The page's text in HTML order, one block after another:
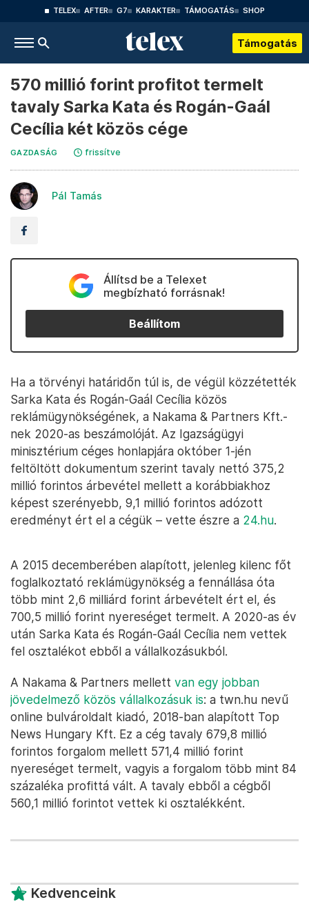
TELEX AFTER G7 KARAKTER TÁMOGATÁS SHOP
Támogatás
570 millió forint profitot termelt
tavaly Sarka Kata és Rogán-Gaál
Cecília két közös cége
GAZDASÁG frissítve
Pál Tamás
Állítsd be a Telexet
megbízható forrásnak!
Beállítom
Ha a törvényi határidőn túl is, de végül közzétették
Sarka Kata és Rogán-Gaál Cecília közös
reklámügynökségének, a Nakama & Partners Kft.-
nek 2020-as beszámolóját. Az Igazságügyi
minisztérium céges honlapjára október 1-jén
feltöltött dokumentum szerint tavaly nettó 375,2
millió forintos árbevétel mellett a korábbiakhoz
képest szerényebb, 9,1 millió forintos adózott
eredményt ért el a cégük – vette észre a 24.hu.
A 2015 decemberében alapított, jelenleg kilenc főt
foglalkoztató reklámügynökség a fennállása óta
több mint 2,6 milliárd forint árbevételt ért el, és
700,5 millió forint nyereséget termelt. A 2020-as év
után Sarka Kata és Rogán-Gaál Cecília nem vettek
fel osztalékot ebből a vállalkozásukból.
A Nakama & Partners mellett van egy jobban
jövedelmező közös vállalkozásuk is: a twn.hu nevű
online bulvároldalt kiadó, 2018-ban alapított Top
News Hungary Kft. Ez a cég tavaly 679,8 millió
forintos forgalom mellett 571,4 millió forint
nyereséget termelt, vagyis a forgalom több mint 84
százaléka profittá vált. A tavaly ebből a cégből
560,1 millió forintot vettek ki osztalékként.
Kedvenceink